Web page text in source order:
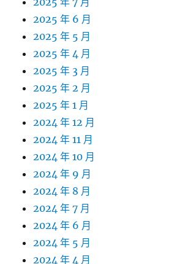
2025 年 6 月
2025 年 5 月
2025 年 4 月
2025 年 3 月
2025 年 2 月
2025 年 1 月
2024 年 12 月
2024 年 11 月
2024 年 10 月
2024 年 9 月
2024 年 8 月
2024 年 7 月
2024 年 6 月
2024 年 5 月
2024 年 4 月